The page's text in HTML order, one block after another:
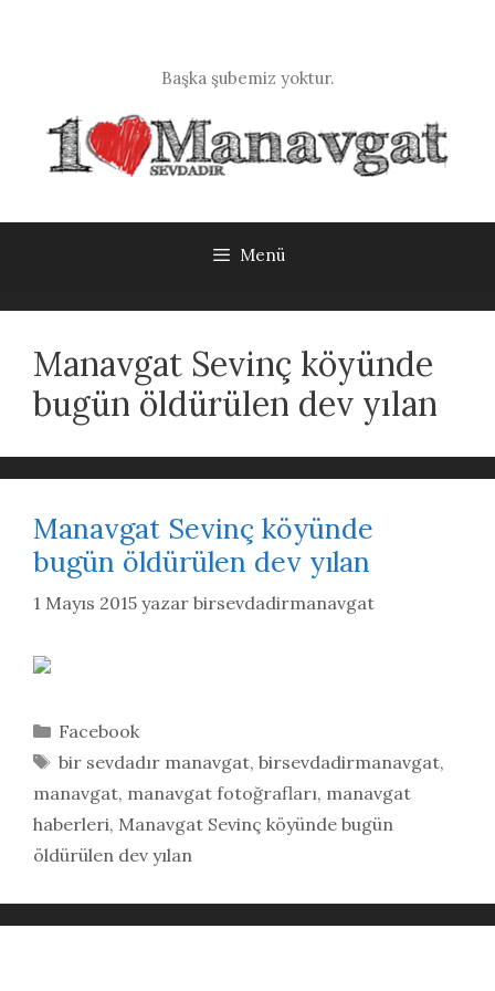
Başka şubemiz yoktur.
Menü
Manavgat Sevinç köyünde
bugün öldürülen dev yılan
Manavgat Sevinç köyünde
bugün öldürülen dev yılan
1 Mayıs 2015 yazar birsevdadirmanavgat
Kategoriler
Facebook
Etiketler
bir sevdadır manavgat, birsevdadirmanavgat,
manavgat, manavgat fotoğrafları, manavgat
haberleri, Manavgat Sevinç köyünde bugün
öldürülen dev yılan